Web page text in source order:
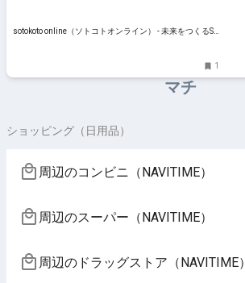
sotokoto online（ソトコトオンライン） - 未来をつくるSD
1
マチ
ショッピング（日用品）
周辺のコンビニ（NAVITIME）
周辺のスーパー（NAVITIME）
周辺のドラッグストア（NAVITIME）